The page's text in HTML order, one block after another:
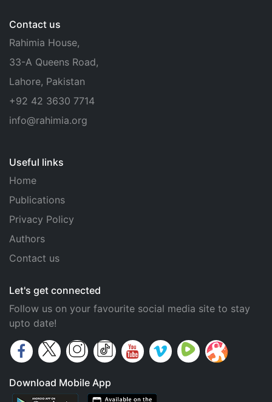
Contact us
Rahimia House,
33-A Queens Road,
Lahore, Pakistan
+92 42 3630 7714
info@rahimia.org
Useful links
Home
Publications
Privacy Policy
Authors
Contact us
Let's get connected
Follow us on your favourite social media site to stay
upto date!
Download Mobile App